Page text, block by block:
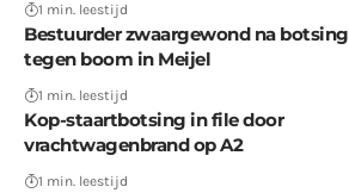
1 min. leestijd
Bestuurder zwaargewond na botsing
tegen boom in Meijel
1 min. leestijd
Kop-staartbotsing in file door
vrachtwagenbrand op A2
1 min. leestijd